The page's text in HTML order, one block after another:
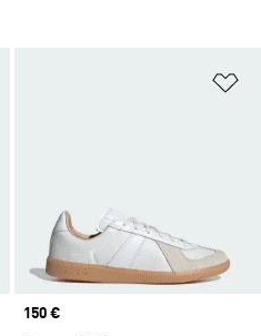
Aggiungi alla lista dei desideri
Price
150 €